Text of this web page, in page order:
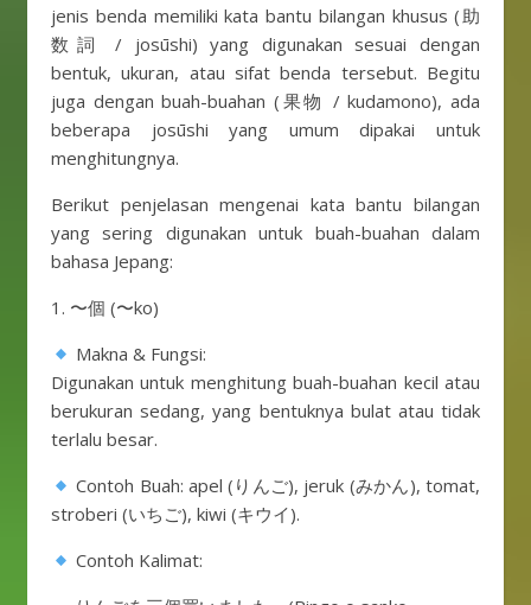
jenis benda memiliki kata bantu bilangan khusus (助
数詞 / josūshi) yang digunakan sesuai dengan
bentuk, ukuran, atau sifat benda tersebut. Begitu
juga dengan buah-buahan (果物 / kudamono), ada
beberapa josūshi yang umum dipakai untuk
menghitungnya.
Berikut penjelasan mengenai kata bantu bilangan
yang sering digunakan untuk buah-buahan dalam
bahasa Jepang:
1. 〜個 (〜ko)
Makna & Fungsi:
Digunakan untuk menghitung buah-buahan kecil atau
berukuran sedang, yang bentuknya bulat atau tidak
terlalu besar.
Contoh Buah: apel (りんご), jeruk (みかん), tomat,
stroberi (いちご), kiwi (キウイ).
Contoh Kalimat: